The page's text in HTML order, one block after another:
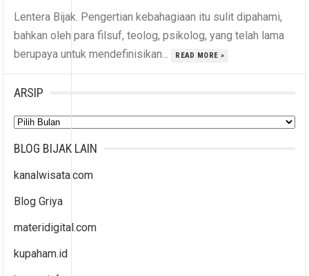
Lentera Bijak. Pengertian kebahagiaan itu sulit dipahami,
bahkan oleh para filsuf, teolog, psikolog, yang telah lama
berupaya untuk mendefinisikan...
READ MORE »
ARSIP
Arsip
BLOG BIJAK LAIN
kanalwisata.com
Blog Griya
materidigital.com
kupaham.id